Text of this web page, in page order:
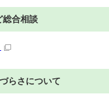
総合相談
らさについて